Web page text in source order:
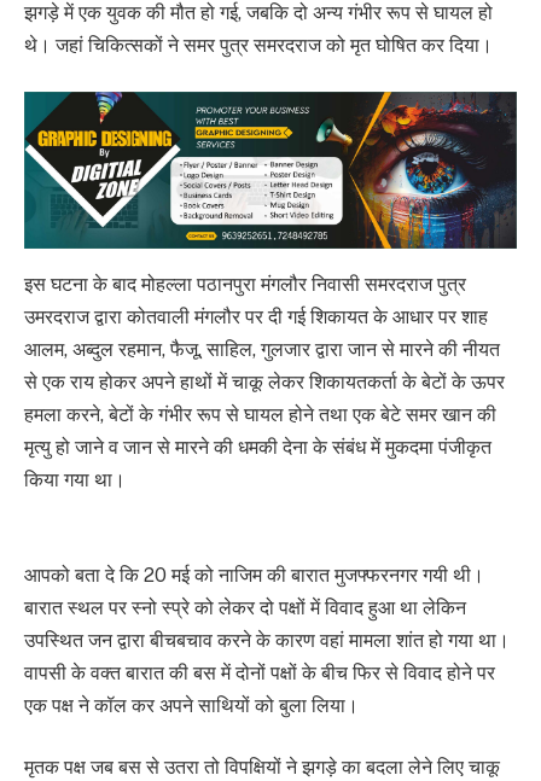
झगड़े में एक युवक की मौत हो गई, जबकि दो अन्य गंभीर रूप से घायल हो
थे। जहां चिकित्सकों ने समर पुत्र समरदराज को मृत घोषित कर दिया।
इस घटना के बाद मोहल्ला पठानपुरा मंगलौर निवासी समरदराज पुत्र
उमरदराज द्वारा कोतवाली मंगलौर पर दी गई शिकायत के आधार पर शाह
आलम, अब्दुल रहमान, फैजू, साहिल, गुलजार द्वारा जान से मारने की नीयत
से एक राय होकर अपने हाथों में चाकू लेकर शिकायतकर्ता के बेटों के ऊपर
हमला करने, बेटों के गंभीर रूप से घायल होने तथा एक बेटे समर खान की
मृत्यु हो जाने व जान से मारने की धमकी देना के संबंध में मुकदमा पंजीकृत
किया गया था।
आपको बता दे कि 20 मई को नाजिम की बारात मुजफ्फरनगर गयी थी।
बारात स्थल पर स्नो स्प्रे को लेकर दो पक्षों में विवाद हुआ था लेकिन
उपस्थित जन द्वारा बीचबचाव करने के कारण वहां मामला शांत हो गया था।
वापसी के वक्त बारात की बस में दोनों पक्षों के बीच फिर से विवाद होने पर
एक पक्ष ने कॉल कर अपने साथियों को बुला लिया।
मृतक पक्ष जब बस से उतरा तो विपक्षियों ने झगड़े का बदला लेने लिए चाकू